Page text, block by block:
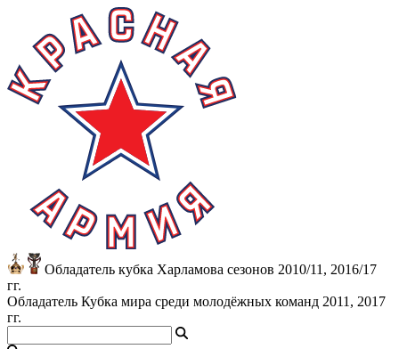
Обладатель кубка Харламова сезонов 2010/11, 2016/17
гг.
Обладатель Кубка мира среди молодёжных команд 2011, 2017
гг.